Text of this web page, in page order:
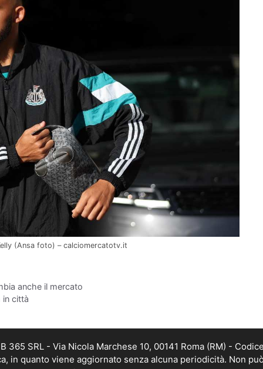
(Ansa foto) – calciomercatotv.it
anche il mercato
in città
365 SRL - Via Nicola Marchese 10, 00141 Roma (RM) -
in quanto viene aggiornato senza alcuna periodicità. Non